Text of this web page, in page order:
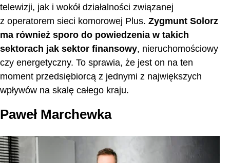
telewizji, jak i wokół działalności związanej
z operatorem sieci komorowej Plus. Zygmunt Solorz
ma również sporo do powiedzenia w takich
sektorach jak sektor finansowy, nieruchomościowy
czy energetyczny. To sprawia, że jest on na ten
moment przedsiębiorcą z jednymi z największych
wpływów na skalę całego kraju.
Paweł Marchewka